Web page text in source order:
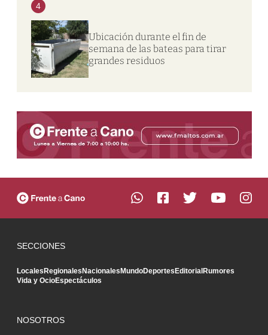
4
Ubicación durante el fin de
semana de las bateas para tirar
grandes residuos
SECCIONES
LocalesRegionalesNacionalesMundoDeportesEditorialRumores
Vida y OcioEspectáculos
NOSOTROS